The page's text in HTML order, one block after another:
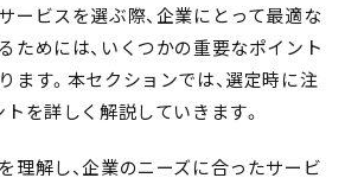
ービスを選ぶ際、企業にとって最適な
ためには、いくつかの重要なポイント
ます。本セクションでは、選定時に注
を詳しく解説していきます。
理解し、企業のニーズに合ったサービ